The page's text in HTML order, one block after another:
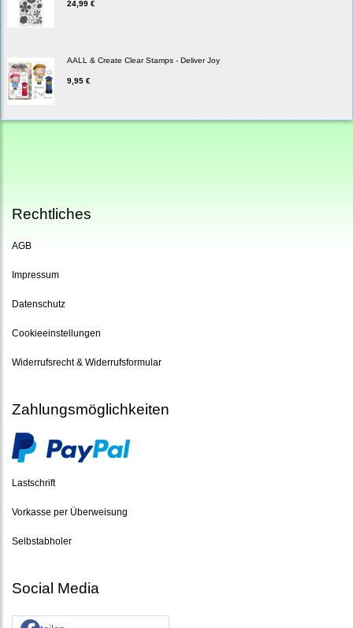
24,99 €
AALL & Create Clear Stamps - Deliver Joy
9,95 €
Rechtliches
AGB
Impressum
Datenschutz
Cookieeinstellungen
Widerrufsrecht & Widerrufsformular
Zahlungsmöglichkeiten
Lastschrift
Vorkasse per Überweisung
Selbstabholer
Social Media